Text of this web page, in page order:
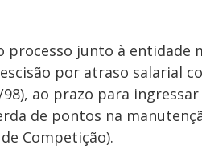
processo junto à entidade
por atraso salarial
ao prazo para
de pontos na
Competição).